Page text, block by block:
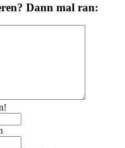
Dann mal ran: